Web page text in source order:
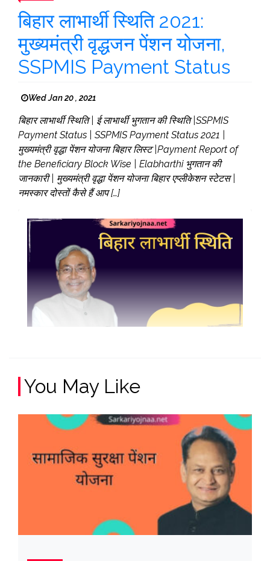
बिहार लाभार्थी स्थिति 2021:
मुख्यमंत्री वृद्धजन पेंशन योजना,
SSPMIS Payment Status
Wed Jan 20 , 2021
बिहार लाभार्थी स्थिति | ई लाभार्थी भुगतान की स्थिति |SSPMIS
Payment Status | SSPMIS Payment Status 2021 |
मुख्यमंत्री वृद्धा पेंशन योजना बिहार लिस्ट |Payment Report of
the Beneficiary Block Wise | Elabharthi भुगतान की
जानकारी | मुख्यमंत्री वृद्धा पेंशन योजना बिहार एप्लीकेशन स्टेटस |
नमस्कार दोस्तों कैसे हैं आप […]
You May Like